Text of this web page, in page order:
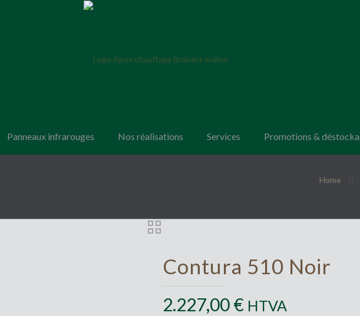
Panneaux infrarouges Nos réalisations Services Promotions &
Home
Contura 510 Noir
2.227,00€ HTVA